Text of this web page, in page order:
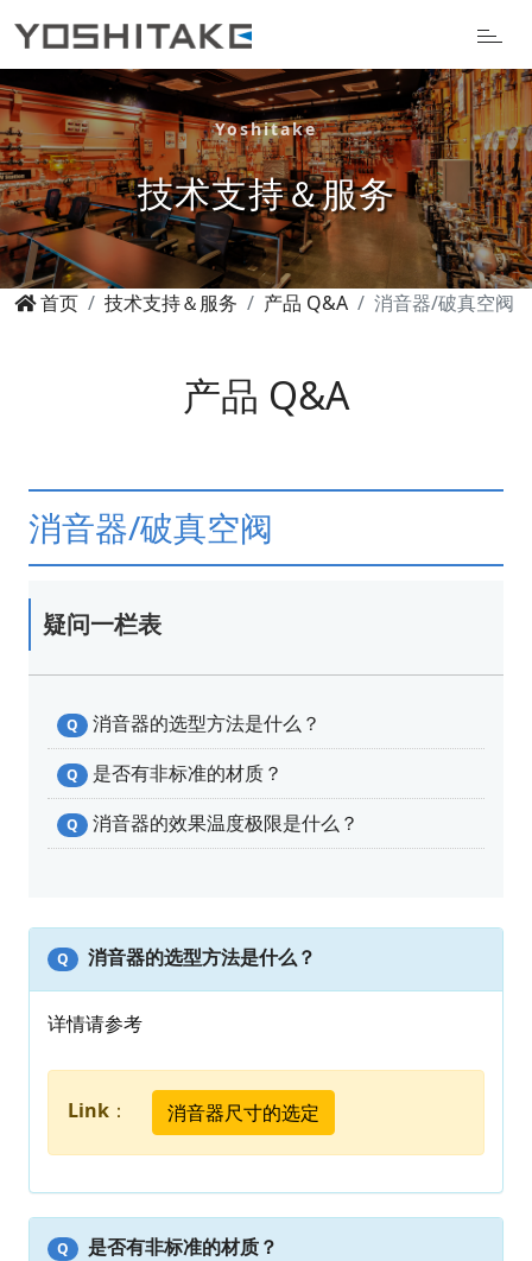
Yoshitake
技术支持＆服务
首页 技术支持＆服务 产品 Q&A 消音器/破真空阀
产品 Q&A
消音器/破真空阀
疑问一栏表
Q 消音器的选型方法是什么？
Q 是否有非标准的材质？
Q 消音器的效果温度极限是什么？
Q 消音器的选型方法是什么？
详情请参考
Link ： 消音器尺寸的选定
Q 是否有非标准的材质？